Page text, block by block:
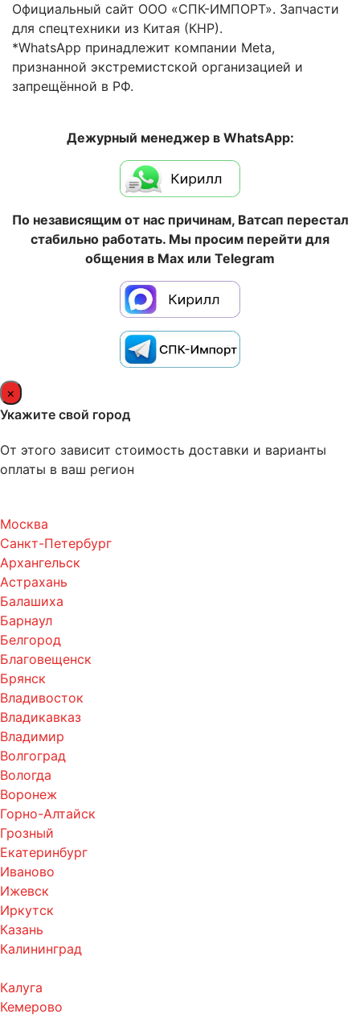
Официальный сайт ООО «СПК-ИМПОРТ». Запчасти
для спецтехники из Китая (КНР).
*WhatsApp принадлежит компании Meta,
признанной экстремистской организацией и
запрещённой в РФ.
Дежурный менеджер в WhatsApp:
По независящим от нас причинам, Ватсап перестал
стабильно работать. Мы просим перейти для
общения в Max или Telegram
×
Укажите свой город
От этого зависит стоимость доставки и варианты
оплаты в ваш регион
Москва
Санкт-Петербург
Архангельск
Астрахань
Балашиха
Барнаул
Белгород
Благовещенск
Брянск
Владивосток
Владикавказ
Владимир
Волгоград
Вологда
Воронеж
Горно-Алтайск
Грозный
Екатеринбург
Иваново
Ижевск
Иркутск
Казань
Калининград
Калуга
Кемерово